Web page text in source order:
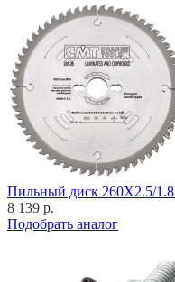
Пильный диск 260X2.5/
8 139 р.
Подобрать аналог